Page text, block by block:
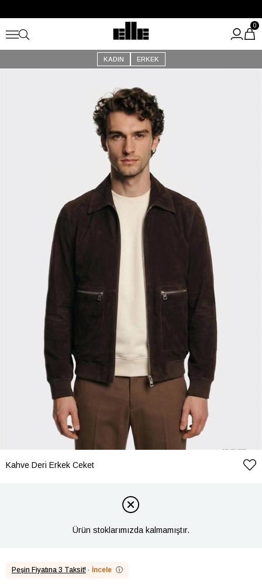
Kargo Ücretsiz!
KADIN ERKEK
0
Kahve Deri Erkek Ceket
Ürün stoklarımızda kalmamıştır.
Peşin Fiyatına 3 Taksit! · İncele ⓘ